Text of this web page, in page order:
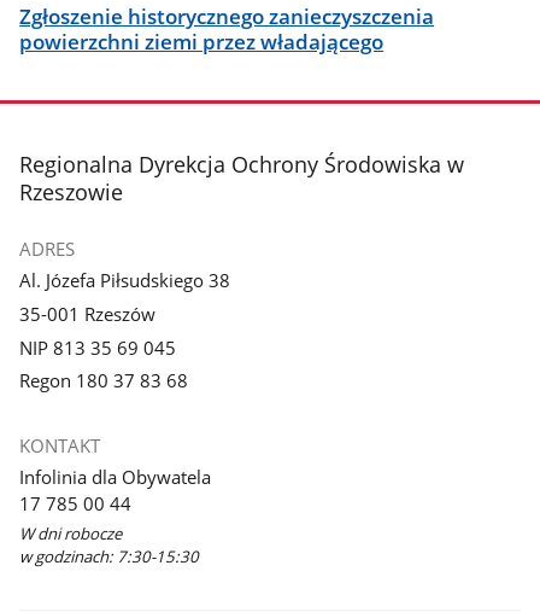
Zgłoszenie historycznego zanieczyszczenia
powierzchni ziemi przez władającego
stopka
Regionalna Dyrekcja Ochrony Środowiska w
Rzeszowie
ADRES
Al. Józefa Piłsudskiego 38
35-001 Rzeszów
NIP 813 35 69 045
Regon 180 37 83 68
KONTAKT
Infolinia dla Obywatela
17 785 00 44
W dni robocze
w godzinach: 7:30-15:30